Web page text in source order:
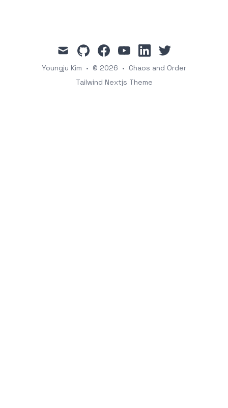
mail githubfacebookyoutubelinkedintwitter
Youngju Kim • © 2026 • Chaos and Order
Tailwind Nextjs Theme